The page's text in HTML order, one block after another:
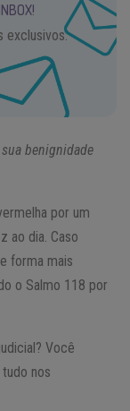
exclusivos.
benignidade
por um
ao dia. Caso
forma mais
o Salmo 118 por
Você
nos